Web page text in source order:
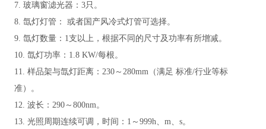
7. 玻璃窗滤光器：3只 。
8. 氙灯灯管： 或者国产风冷式灯管可选择。
9. 氙灯数量：1支 以上 ，根据不同的尺寸及功率有所增减。
10. 氙灯功率：1.8 KW/每根。
11. 样品架与氙灯距离：230～280mm（满足 标准/行业等标
准） 。
12. 波长：290～800nm。
13. 光照周期连续可调，时间：1～999h、m、s。